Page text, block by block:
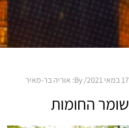
Posted
17 במאי 2021 By: אוריה בר-מאיר
שומר החומות